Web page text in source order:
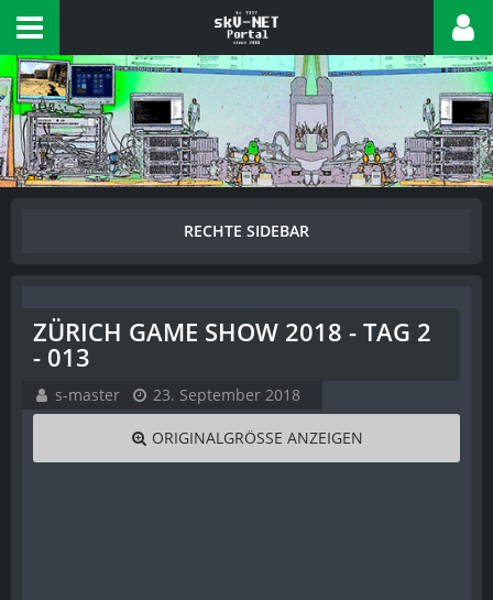
ZÜRICH GAME SHOW 2018 - TAG 2
- 013
s-master 23. September 2018
ORIGINALGRÖSSE ANZEIGEN